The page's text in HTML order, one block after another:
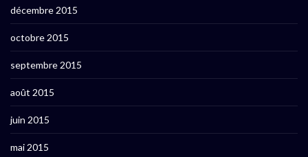
décembre 2015
octobre 2015
septembre 2015
août 2015
juin 2015
mai 2015